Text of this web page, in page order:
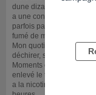
dune dizaine de joints
a une consommation
parfois pas du tout. Si je
fumé de manière
Mon quotidien est 1000
déchirer, seulement
Moments choisi,clavier
enlevé le tabac donc la
a la nicotine et cette